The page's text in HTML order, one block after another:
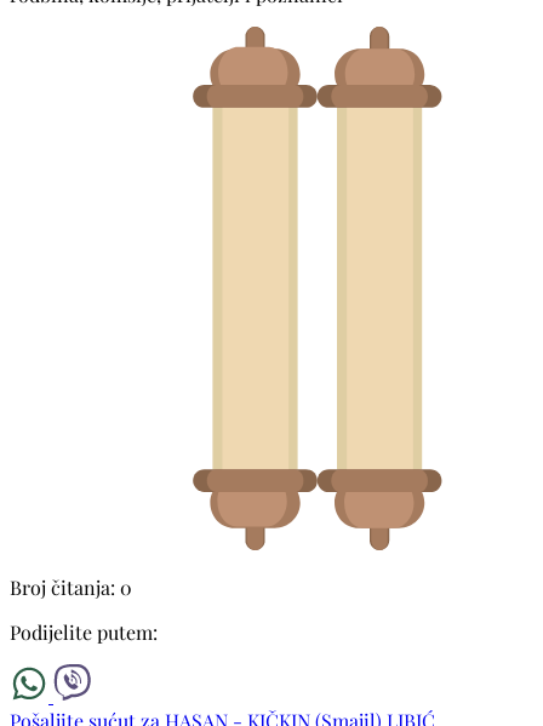
Broj čitanja: 0
Podijelite putem:
Pošaljite sućut za HASAN - KIČKIN (Smajil) LIBIĆ